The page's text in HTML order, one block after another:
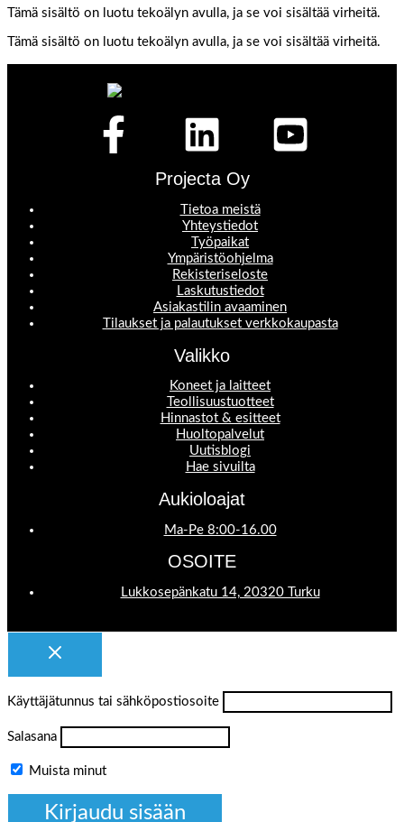
Tämä sisältö on luotu tekoälyn avulla, ja se voi sisältää virheitä.
Tämä sisältö on luotu tekoälyn avulla, ja se voi sisältää virheitä.
Projecta Oy
Tietoa meistä
Yhteystiedot
Työpaikat
Ympäristöohjelma
Rekisteriseloste
Laskutustiedot
Asiakastilin avaaminen
Tilaukset ja palautukset verkkokaupasta
Valikko
Koneet ja laitteet
Teollisuustuotteet
Hinnastot & esitteet
Huoltopalvelut
Uutisblogi
Hae sivuilta
Aukioloajat
Ma-Pe 8:00-16.00
OSOITE
Lukkosepänkatu 14, 20320 Turku
Käyttäjätunnus tai sähköpostiosoite
Salasana
Muista minut